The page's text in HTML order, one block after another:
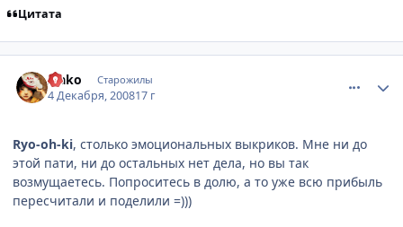
Цитата
Isako Старожилы
4 Декабря, 200817 г
Ryo-oh-ki, столько эмоциональных выкриков. Мне ни до
этой пати, ни до остальных нет дела, но вы так
возмущаетесь. Попроситесь в долю, а то уже всю прибыль
пересчитали и поделили =)))